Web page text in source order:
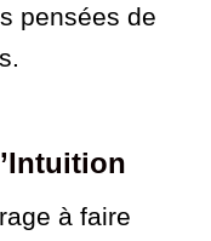
pensées de
à faire